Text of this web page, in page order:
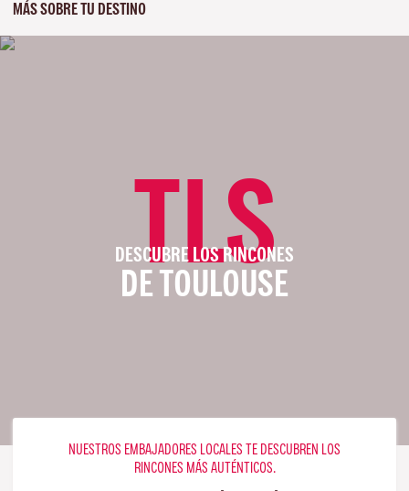
MÁS SOBRE TU DESTINO
TLS
DESCUBRE LOS RINCONES
DE TOULOUSE
NUESTROS EMBAJADORES LOCALES TE DESCUBREN LOS
RINCONES MÁS AUTÉNTICOS.